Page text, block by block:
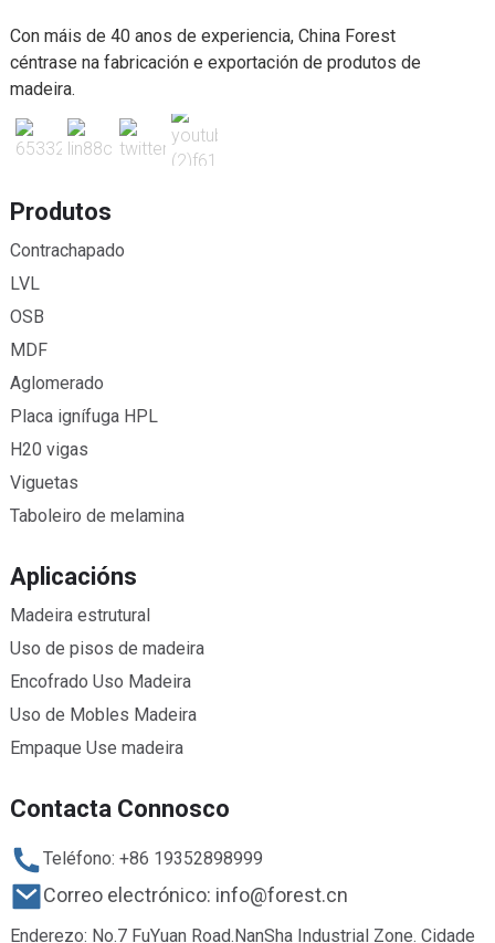
Con máis de 40 anos de experiencia, China Forest
céntrase na fabricación e exportación de produtos de
madeira.
Produtos
Contrachapado
LVL
OSB
MDF
Aglomerado
Placa ignífuga HPL
H20 vigas
Viguetas
Taboleiro de melamina
Aplicacións
Madeira estrutural
Uso de pisos de madeira
Encofrado Uso Madeira
Uso de Mobles Madeira
Empaque Use madeira
Contacta Connosco
Teléfono: +86 19352898999
Correo electrónico: info@forest.cn
Enderezo: No.7 FuYuan Road.NanSha Industrial Zone. Cidade